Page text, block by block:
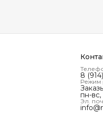
8
Режим
пн-
Эл.